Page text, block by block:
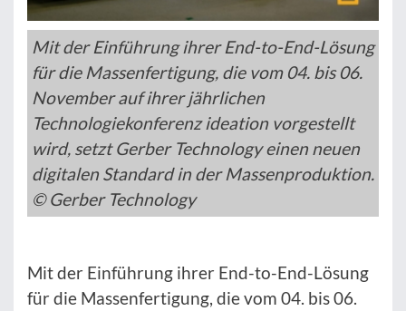
Mit der Einführung ihrer End-to-End-Lösung
für die Massenfertigung, die vom 04. bis 06.
November auf ihrer jährlichen
Technologiekonferenz ideation vorgestellt
wird, setzt Gerber Technology einen neuen
digitalen Standard in der Massenproduktion.
© Gerber Technology
Mit der Einführung ihrer End-to-End-Lösung
für die Massenfertigung, die vom 04. bis 06.